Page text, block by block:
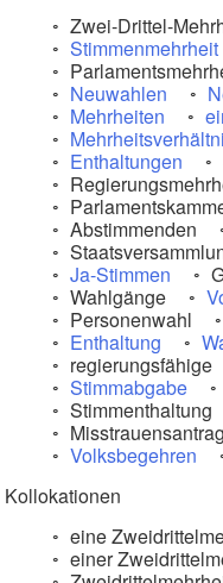
Zwei-Drittel-
Stimmenmehrheit
Neuwahlen
Mehrheiten
Enthaltungen
Abstimmenden
Ja-Stimmen
Wahlgänge
Personenwahl
Enthaltung
regierungsfähige
Stimmabgabe
Stimmenthaltung
Misstrauensantrag
Volksbegehren
Kollokationen
eine
einer